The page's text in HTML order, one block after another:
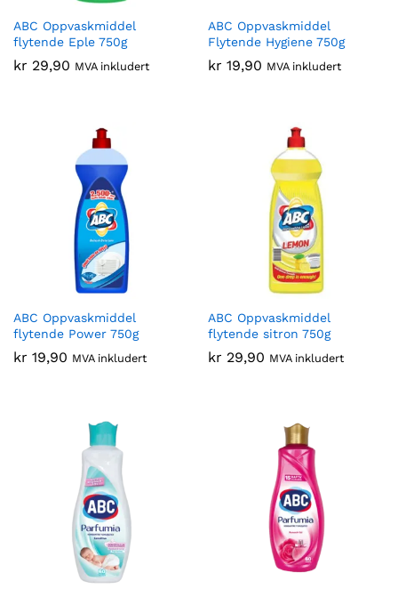
ABC Oppvaskmiddel
flytende Eple 750g
kr 29,90 MVA inkludert
ABC Oppvaskmiddel
Flytende Hygiene 750g
kr 19,90 MVA inkludert
ABC Oppvaskmiddel
flytende Power 750g
kr 19,90 MVA inkludert
ABC Oppvaskmiddel
flytende sitron 750g
kr 29,90 MVA inkludert